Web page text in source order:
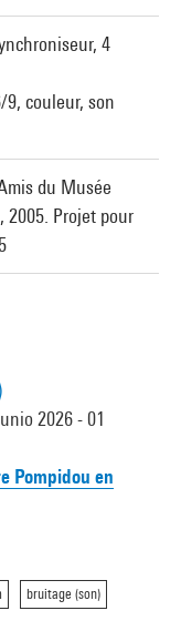
4
9, couleur, son
du Musée
2005. Projet pour
2026 - 01
Pompidou en
bruitage (son)